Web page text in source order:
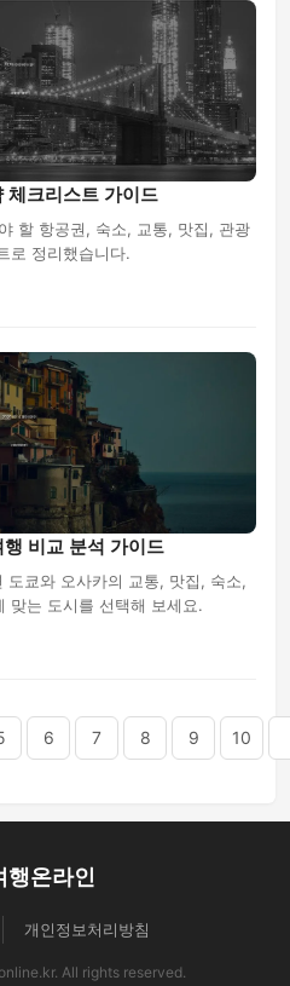
체크리스트 가이드
할 항공권, 숙소, 교통, 맛집, 관광
로 정리했습니다.
비교 분석 가이드
쿄와 오사카의 교통, 맛집, 숙소,
맞는 도시를 선택해 보세요.
6 7 8 9 10
행온라인
개인정보처리방침
All rights reserved.